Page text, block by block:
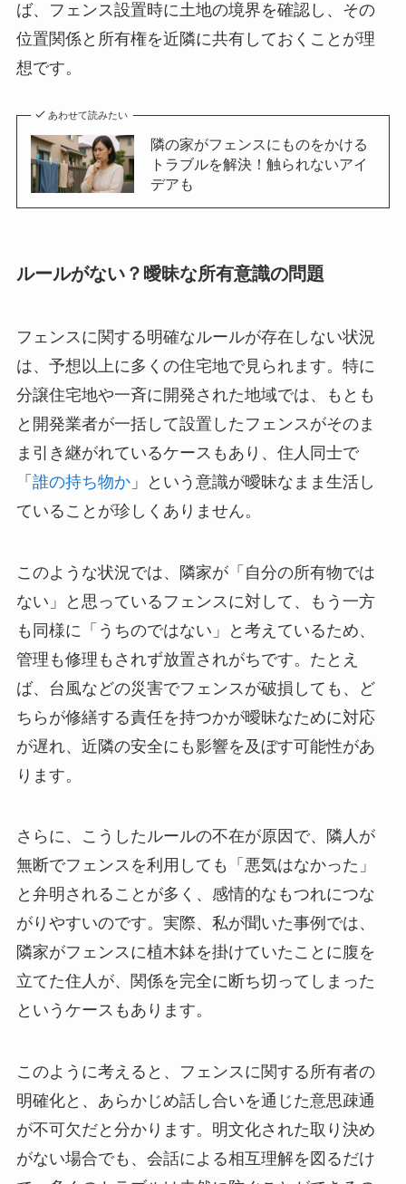
ば、フェンス設置時に土地の境界を確認し、その
位置関係と所有権を近隣に共有しておくことが理
想です。
あわせて読みたい
隣の家がフェンスにものをかける
トラブルを解決！触られないアイ
デアも
ルールがない？曖昧な所有意識の問題
フェンスに関する明確なルールが存在しない状況
は、予想以上に多くの住宅地で見られます。特に
分譲住宅地や一斉に開発された地域では、もとも
と開発業者が一括して設置したフェンスがそのま
ま引き継がれているケースもあり、住人同士で
「 誰の持ち物か」という意識が曖昧なまま生活し
ていることが珍しくありません。
このような状況では、隣家が「自分の所有物では
ない」と思っているフェンスに対して、もう一方
も同様に「うちのではない」と考えているため、
管理も修理もされず放置されがちです。たとえ
ば、台風などの災害でフェンスが破損しても、ど
ちらが修繕する責任を持つかが曖昧なために対応
が遅れ、近隣の安全にも影響を及ぼす可能性があ
ります。
さらに、こうしたルールの不在が原因で、隣人が
無断でフェンスを利用しても「悪気はなかった」
と弁明されることが多く、感情的なもつれにつな
がりやすいのです。実際、私が聞いた事例では、
隣家がフェンスに植木鉢を掛けていたことに腹を
立てた住人が、関係を完全に断ち切ってしまった
というケースもあります。
このように考えると、フェンスに関する所有者の
明確化と、あらかじめ話し合いを通じた意思疎通
が不可欠だと分かります。明文化された取り決め
がない場合でも、会話による相互理解を図るだけ